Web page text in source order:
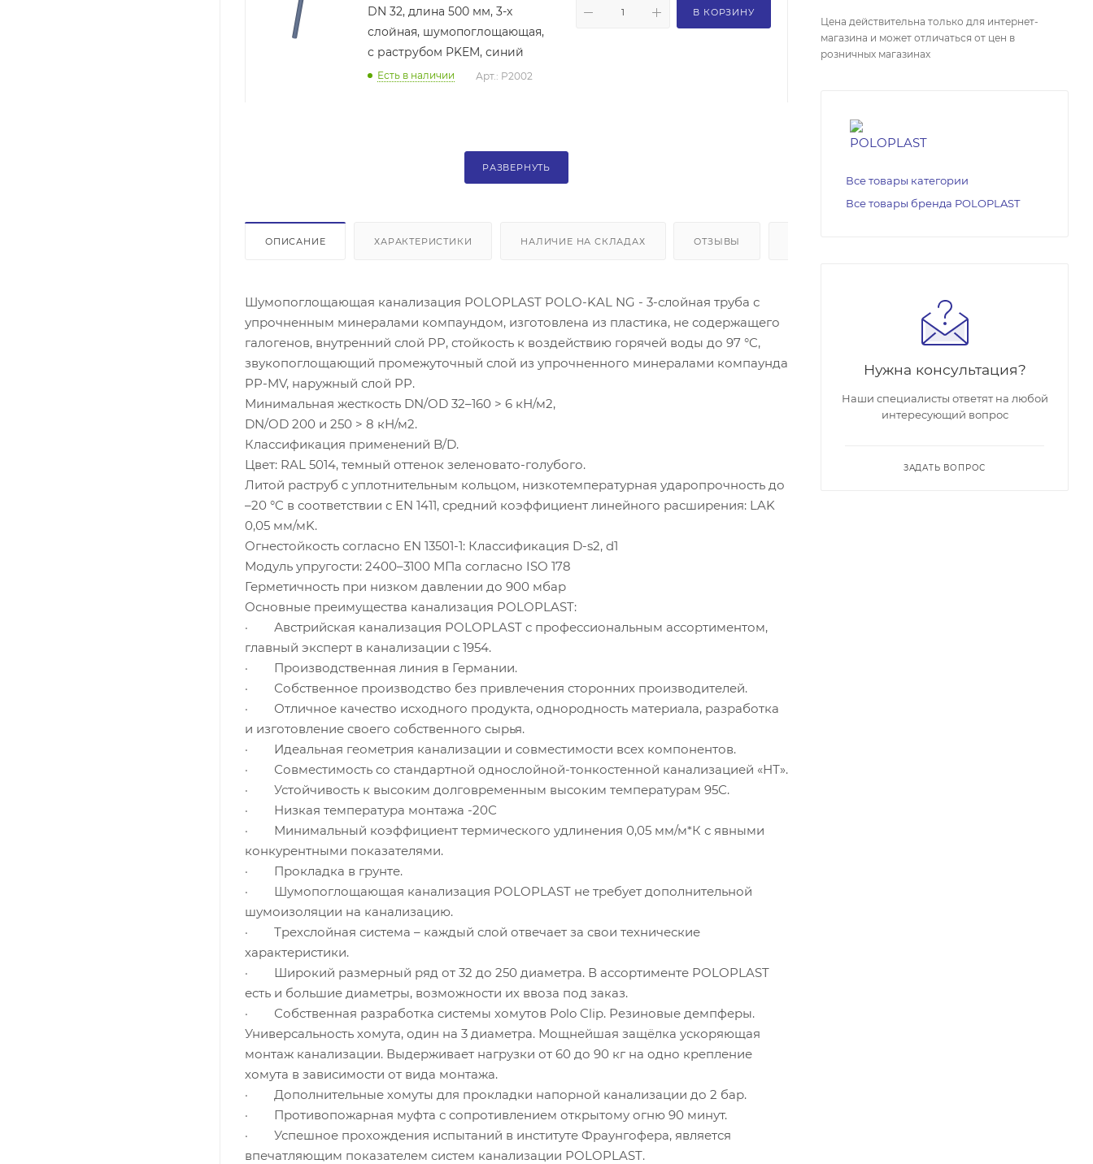
DN 32, длина 500 мм, 3-х
слойная, шумопоглощающая,
с раструбом PKEM, синий
Есть в наличии Арт.: P2002
В КОРЗИНУ
РАЗВЕРНУТЬ
ОПИСАНИЕ ХАРАКТЕРИСТИКИ НАЛИЧИЕ НА СКЛАДАХ ОТЗЫВЫ
Шумопоглощающая канализация POLOPLAST POLO-KAL NG - 3-слойная труба с
упрочненным минералами компаундом, изготовлена из пластика, не содержащего
галогенов, внутренний слой PP, стойкость к воздействию горячей воды до 97 °C,
звукопоглощающий промежуточный слой из упрочненного минералами компаунда
PP-MV, наружный слой PP.
Минимальная жесткость DN/OD 32–160 > 6 кН/м2,
DN/OD 200 и 250 > 8 кН/м2.
Классификация применений B/D.
Цвет: RAL 5014, темный оттенок зеленовато-голубого.
Литой раструб с уплотнительным кольцом, низкотемпературная ударопрочность до
–20 °C в соответствии с EN 1411, средний коэффициент линейного расширения: LAK
0,05 мм/мK.
Огнестойкость согласно EN 13501-1: Классификация D-s2, d1
Модуль упругости: 2400–3100 MПа согласно ISO 178
Герметичность при низком давлении до 900 мбар
Основные преимущества канализация POLOPLAST:
· Австрийская канализация POLOPLAST с профессиональным ассортиментом,
главный эксперт в канализации с 1954.
· Производственная линия в Германии.
· Собственное производство без привлечения сторонних производителей.
· Отличное качество исходного продукта, однородность материала, разработка
и изготовление своего собственного сырья.
· Идеальная геометрия канализации и совместимости всех компонентов.
· Совместимость со стандартной однослойной-тонкостенной канализацией «НТ».
· Устойчивость к высоким долговременным высоким температурам 95С.
· Низкая температура монтажа -20С
· Минимальный коэффициент термического удлинения 0,05 мм/м*К с явными
конкурентными показателями.
· Прокладка в грунте.
· Шумопоглощающая канализация POLOPLAST не требует дополнительной
шумоизоляции на канализацию.
· Трехслойная система – каждый слой отвечает за свои технические
характеристики.
· Широкий размерный ряд от 32 до 250 диаметра. В ассортименте POLOPLAST
есть и большие диаметры, возможности их ввоза под заказ.
· Собственная разработка системы хомутов Polo Clip. Резиновые демпферы.
Универсальность хомута, один на 3 диаметра. Мощнейшая защёлка ускоряющая
монтаж канализации. Выдерживает нагрузки от 60 до 90 кг на одно крепление
хомута в зависимости от вида монтажа.
· Дополнительные хомуты для прокладки напорной канализации до 2 бар.
· Противопожарная муфта с сопротивлением открытому огню 90 минут.
· Успешное прохождения испытаний в институте Фраунгофера, является
впечатляющим показателем систем канализации POLOPLAST.
Цена действительна только для интернет-
магазина и может отличаться от цен в
розничных магазинах
Все товары категории
Все товары бренда POLOPLAST
Нужна консультация?
Наши специалисты ответят на любой
интересующий вопрос
ЗАДАТЬ ВОПРОС